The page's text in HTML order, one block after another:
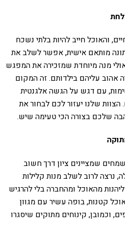
והאוכל חייב להיות בלתי נשכח
מותאם אישית, אפשר לשלב את
מנה מיוחדת שמזכירה את המפגש
אהוב עליהם בילדותם. זה המקום
עם דגש על הגשה אלגנטית
שלנו יעזור לכם לבחור את
שלכם בצורה הכי טעימה שיש.
שמציינים ציון דרך חשוב
נרצה לרוב לשלב מנות קלילות
מהאוכל ומהחברה בלי להרגיש
קטנות, בופה עשיר עם מגוון
וכמובן, קינוחים מתוקים שיסגרו